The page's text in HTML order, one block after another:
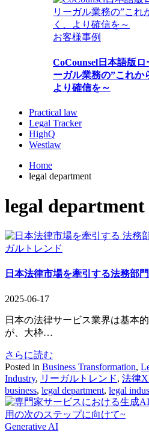
お客様事例
CoCounsel日本語版
ーガル業務の”これか
より確信を～
Practical law
Legal Tracker
HighQ
Westlaw
Home
legal department
legal department
ガルトレンド
日本法律市場を牽引する法務部
2025-06-17
日本の法律サービス業界は基本
が、大枠…
さらに読む
Posted in Business Transformation,
Industry, リーガルトレンド, 法律
business, legal department, legal
Generative AI